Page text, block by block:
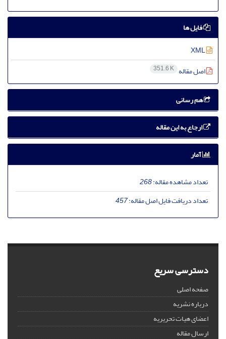
فایل ها
اصل مقاله 351.6 K
هم رسانی
ارجاع به این مقاله
آمار
تعداد مشاهده مقاله:268
تعداد دریافت فایل اصل مقاله:457
دسترسی سریع
صفحه اصلی
درباره نشریه
اعضای هیات تحریریه
ارسال مقاله